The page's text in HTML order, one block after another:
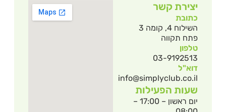
יצירת קשר
כתובת
השילוח 4, קומה 3
פתח תקווה
טלפון
03-9192513
דוא"ל
info@simplyclub.co.il
שעות הפעילות
יום ראשון – 17:00 –